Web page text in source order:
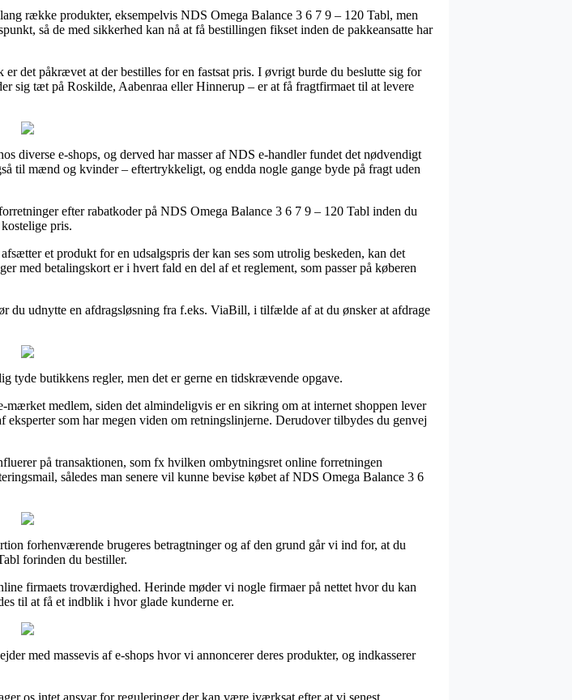
række produkter, eksempelvis NDS Omega Balance 3 6 7 9 – 120 Tabl, men
så de med sikkerhed kan nå at få bestillingen fikset inden de pakkeansatte har
det påkrævet at der bestilles for en fastsat pris. I øvrigt burde du beslutte sig for
sig tæt på Roskilde, Aabenraa eller Hinnerup – er at få fragtfirmaet til at levere
diverse e-shops, og derved har masser af NDS e-handler fundet det nødvendigt
til mænd og kvinder – eftertrykkeligt, og endda nogle gange byde på fragt uden
efter rabatkoder på NDS Omega Balance 3 6 7 9 – 120 Tabl inden du
pris.
et produkt for en udsalgspris der kan ses som utrolig beskeden, kan det
med betalingskort er i hvert fald en del af et reglement, som passer på køberen
du udnytte en afdragsløsning fra f.eks. ViaBill, i tilfælde af at du ønsker at afdrage
tyde butikkens regler, men det er gerne en tidskrævende opgave.
medlem, siden det almindeligvis er en sikring om at internet shoppen lever
som har megen viden om retningslinjerne. Derudover tilbydes du genvej
på transaktionen, som fx hvilken ombytningsret online forretningen
således man senere vil kunne bevise købet af NDS Omega Balance 3 6
forhenværende brugeres betragtninger og af den grund går vi ind for, at du
forinden du bestiller.
firmaets troværdighed. Herinde møder vi nogle firmaer på nettet hvor du kan
til at få et indblik i hvor glade kunderne er.
med massevis af e-shops hvor vi annoncerer deres produkter, og indkasserer
os intet ansvar for reguleringer der kan være iværksat efter at vi senest